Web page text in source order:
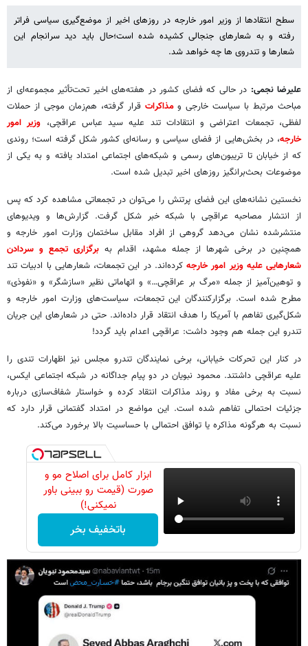
سطح انتقادها از وزیر امور خارجه در روزهای اخیر از موضع‌گیری سیاسی فراتر
رفته و به شعارهای جنجالی کشیده شده است؛حال باید دید سرانجام این
شعارها و تندروی ها چه خواهد شد.
علیرضا نجمی: در حالی که فضای کشور در هفته‌های اخیر تحت‌تأثیر مجموعه‌ای از
مباحث مرتبط با سیاست خارجی ومذاکراتقرار گرفته، هم‌زمان موجی از حملات
لفظی، تجمعات اعتراضی و انتقادات تند علیه سید عباس عراقچی، وزیر امور
خارجه، در بخش‌هایی از فضای سیاسی و رسانه‌ای کشور شکل گرفته است؛ روندی
که از خیابان تا تریبون‌های رسمی و شبکه‌های اجتماعی امتداد یافته و به یکی از
موضوعات بحث‌برانگیز روزهای اخیر تبدیل شده است.
نخستین نشانه‌های این فضای پرتنش را می‌توان در تجمعاتی مشاهده کرد که پس
از انتشار مصاحبه عراقچی با شبکه خبر شکل گرفت. گزارش‌ها و ویدیوهای
منتشرشده نشان می‌دهد گروهی از افراد مقابل ساختمان وزارت امور خارجه و
همچنین در برخی شهرها از جمله مشهد، اقدام به برگزاری تجمع و سردادن
شعارهایی علیه وزیر امور خارجهکرده‌اند. در این تجمعات، شعارهایی با ادبیات تند
و توهین‌آمیز از جمله «مرگ بر عراقچی…» و اتهاماتی نظیر «سازشگر» و «نفوذی»
مطرح شده است. برگزارکنندگان این تجمعات، سیاست‌های وزارت امور خارجه و
شکل‌گیری تفاهم با آمریکا را هدف انتقاد قرار داده‌اند. حتی در شعارهای این جریان
تندرو این جمله هم وجود داشت: عراقچی اعدام باید گردد!
در کنار این تحرکات خیابانی، برخی نمایندگان تندرو مجلس نیز اظهارات تندی را
علیه عراقچی داشتند. محمود نبویان در دو پیام جداگانه در شبکه اجتماعی ایکس،
نسبت به برخی مفاد و روند مذاکرات انتقاد کرده و خواستار شفاف‌سازی درباره
جزئیات احتمالی تفاهم شده است. این مواضع در امتداد گفتمانی قرار دارد که
نسبت به هرگونه مذاکره یا توافق احتمالی با حساسیت بالا برخورد می‌کند.
ابزار کامل برای اصلاح مو و
صورت (قیمت رو ببینی باور
نمیکنی!)
باتخفیف بخر